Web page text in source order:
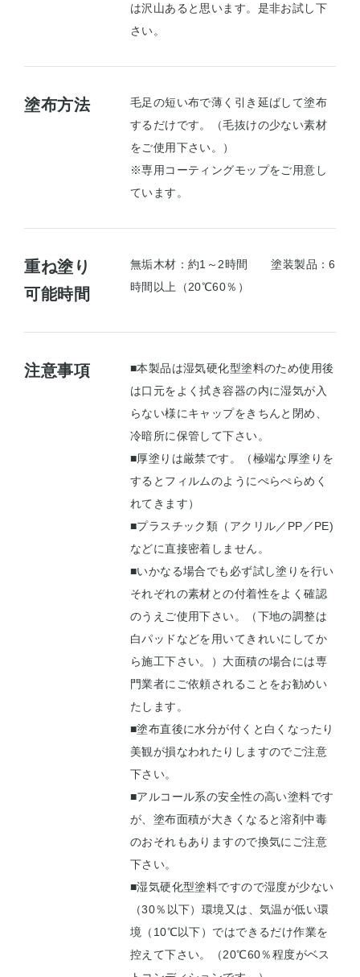
は沢山あると思います。是非お試し下
さい。
塗布方法
毛足の短い布で薄く引き延ばして塗布
するだけです。（毛抜けの少ない素材
をご使用下さい。）
※専用コーティングモップをご用意し
ています。
重ね塗り
可能時間
無垢木材：約1～2時間 塗装製品：6
時間以上（20℃60％）
注意事項
■本製品は湿気硬化型塗料のため使用後
は口元をよく拭き容器の内に湿気が入
らない様にキャップをきちんと閉め、
冷暗所に保管して下さい。
■厚塗りは厳禁です。（極端な厚塗りを
するとフィルムのようにぺらぺらめく
れてきます）
■プラスチック類（アクリル／PP／PE)
などに直接密着しません。
■いかなる場合でも必ず試し塗りを行い
それぞれの素材との付着性をよく確認
のうえご使用下さい。（下地の調整は
白パッドなどを用いてきれいにしてか
ら施工下さい。）大面積の場合には専
門業者にご依頼されることをお勧めい
たします。
■塗布直後に水分が付くと白くなったり
美観が損なわれたりしますのでご注意
下さい。
■アルコール系の安全性の高い塗料です
が、塗布面積が大きくなると溶剤中毒
のおそれもありますので換気にご注意
下さい。
■湿気硬化型塗料ですので湿度が少ない
（30％以下）環境又は、気温が低い環
境（10℃以下）ではできるだけ作業を
控えて下さい。（20℃60％程度がベス